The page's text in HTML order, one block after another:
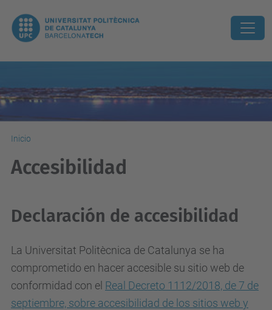
Inicio
Accesibilidad
Declaración de accesibilidad
La Universitat Politècnica de Catalunya se ha
comprometido en hacer accesible su sitio web de
conformidad con el Real Decreto 1112/2018, de 7 de
septiembre, sobre accesibilidad de los sitios web y